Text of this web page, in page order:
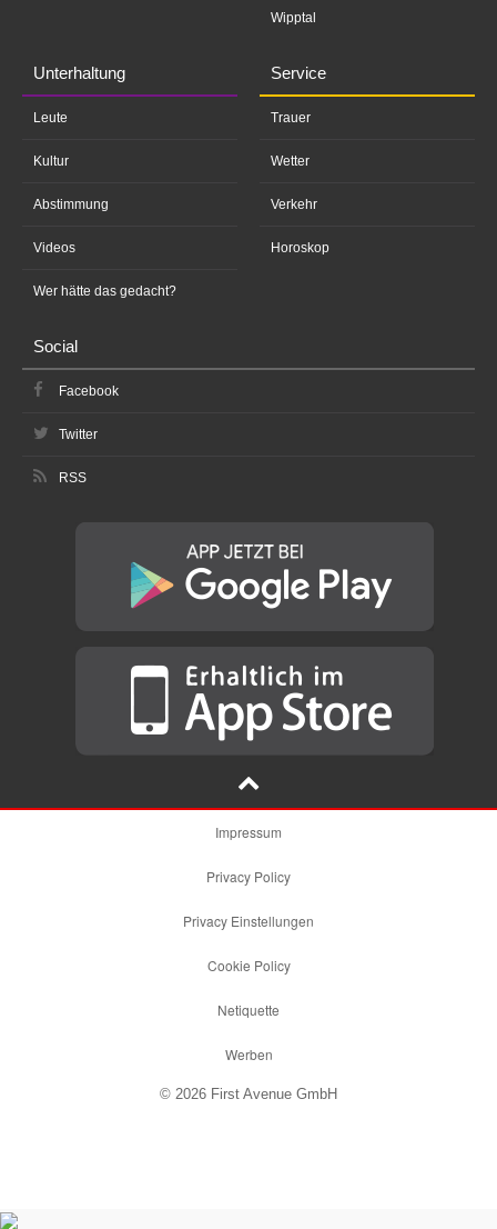
Wipptal
Unterhaltung
Leute
Kultur
Abstimmung
Videos
Wer hätte das gedacht?
Service
Trauer
Wetter
Verkehr
Horoskop
Social
Facebook
Twitter
RSS
Impressum
Privacy Policy
Privacy Einstellungen
Cookie Policy
Netiquette
Werben
© 2026 First Avenue GmbH